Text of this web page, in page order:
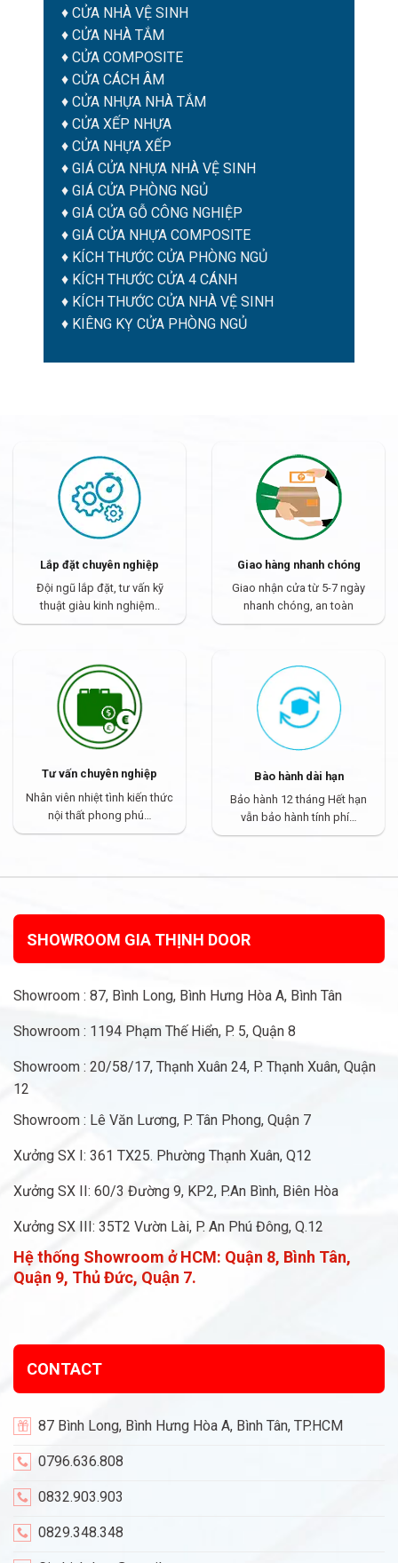
♦ CỬA NHÀ VỆ SINH
♦ CỬA NHÀ TẮM
♦ CỬA COMPOSITE
♦ CỬA CÁCH ÂM
♦ CỬA NHỰA NHÀ TẮM
♦ CỬA XẾP NHỰA
♦ CỬA NHỰA XẾP
♦ GIÁ CỬA NHỰA NHÀ VỆ SINH
♦ GIÁ CỬA PHÒNG NGỦ
♦ GIÁ CỬA GỖ CÔNG NGHIỆP
♦ GIÁ CỬA NHỰA COMPOSITE
♦ KÍCH THƯỚC CỬA PHÒNG NGỦ
♦ KÍCH THƯỚC CỬA 4 CÁNH
♦ KÍCH THƯỚC CỬA NHÀ VỆ SINH
♦ KIÊNG KỴ CỬA PHÒNG NGỦ
Lắp đặt chuyên nghiệp
Đội ngũ lắp đặt, tư vấn kỹ
thuật giàu kinh nghiệm..
Giao hàng nhanh chóng
Giao nhận cửa từ 5-7 ngày
nhanh chóng, an toàn
Tư vấn chuyên nghiệp
Nhân viên nhiệt tình kiến thức
nội thất phong phú…
Bào hành dài hạn
Bảo hành 12 tháng Hết hạn
vẫn bảo hành tính phí…
SHOWROOM GIA THỊNH DOOR
Showroom : 87, Bình Long, Bình Hưng Hòa A, Bình Tân
Showroom : 1194 Phạm Thế Hiển, P. 5, Quận 8
Showroom : 20/58/17, Thạnh Xuân 24, P. Thạnh Xuân, Quận
12
Showroom : Lê Văn Lương, P. Tân Phong, Quận 7
Xưởng SX I: 361 TX25. Phường Thạnh Xuân, Q12
Xưởng SX II: 60/3 Đường 9, KP2, P.An Bình, Biên Hòa
Xưởng SX III: 35T2 Vườn Lài, P. An Phú Đông, Q.12
Hệ thống Showroom ở HCM: Quận 8, Bình Tân,
Quận 9, Thủ Đức, Quận 7.
CONTACT
87 Bình Long, Bình Hưng Hòa A, Bình Tân, TP.HCM
0796.636.808
0832.903.903
0829.348.348